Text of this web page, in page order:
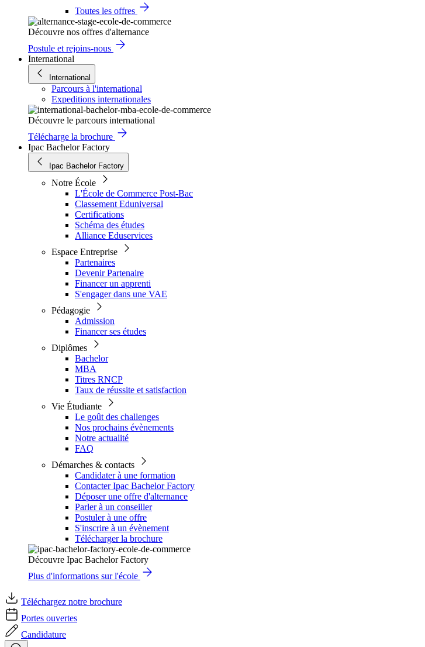
Toutes les offres
Découvre nos offres d'alternance
Postule et rejoins-nous
International
International
Parcours à l'international
Expeditions internationales
Découvre le parcours international
Télécharge la brochure
Ipac Bachelor Factory
Ipac Bachelor Factory
Notre École
L'École de Commerce Post-Bac
Classement Eduniversal
Certifications
Schéma des études
Alliance Eduservices
Espace Entreprise
Partenaires
Devenir Partenaire
Financer un apprenti
S'engager dans une VAE
Pédagogie
Admission
Financer ses études
Diplômes
Bachelor
MBA
Titres RNCP
Taux de réussite et satisfaction
Vie Étudiante
Le goût des challenges
Nos prochains évènements
Notre actualité
FAQ
Démarches & contacts
Candidater à une formation
Contacter Ipac Bachelor Factory
Déposer une offre d'alternance
Parler à un conseiller
Postuler à une offre
S'inscrire à un évènement
Télécharger la brochure
Découvre Ipac Bachelor Factory
Plus d'informations sur l'école
Téléchargez notre brochure
Portes ouvertes
Candidature